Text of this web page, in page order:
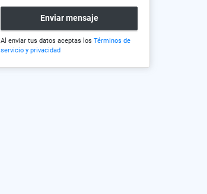
Enviar mensaje
Al enviar tus datos aceptas los Términos de
servicio y privacidad